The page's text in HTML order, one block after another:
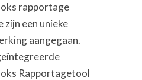
rapportage
een unieke
aangegaan.
Rapportagetool